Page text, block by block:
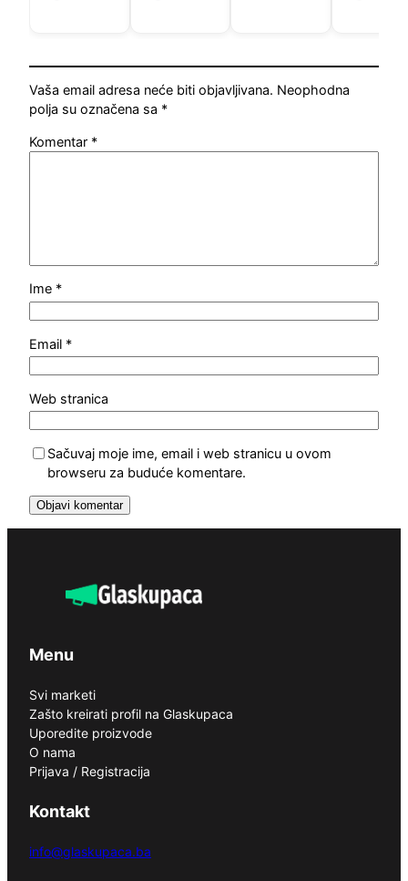
Vaša email adresa neće biti objavljivana. Neophodna
polja su označena sa *
Komentar *
Ime *
Email *
Web stranica
Sačuvaj moje ime, email i web stranicu u ovom
browseru za buduće komentare.
Menu
Svi marketi
Zašto kreirati profil na Glaskupaca
Uporedite proizvode
O nama
Prijava / Registracija
Kontakt
info@glaskupaca.ba